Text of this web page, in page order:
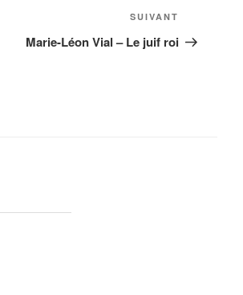
suivant
SUIVANT
Marie-Léon Vial – Le juif roi